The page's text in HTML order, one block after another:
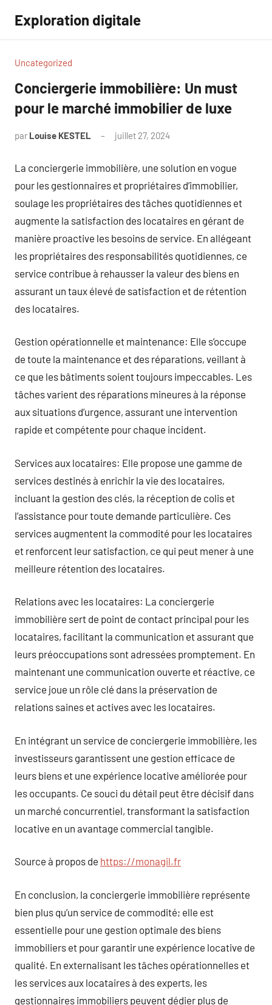
contenu
Exploration digitale
Uncategorized
Conciergerie immobilière: Un must
pour le marché immobilier de luxe
par Louise KESTEL juillet 27, 2024
La conciergerie immobilière, une solution en vogue
pour les gestionnaires et propriétaires d’immobilier,
soulage les propriétaires des tâches quotidiennes et
augmente la satisfaction des locataires en gérant de
manière proactive les besoins de service. En allégeant
les propriétaires des responsabilités quotidiennes, ce
service contribue à rehausser la valeur des biens en
assurant un taux élevé de satisfaction et de rétention
des locataires.
Gestion opérationnelle et maintenance: Elle s’occupe
de toute la maintenance et des réparations, veillant à
ce que les bâtiments soient toujours impeccables. Les
tâches varient des réparations mineures à la réponse
aux situations d’urgence, assurant une intervention
rapide et compétente pour chaque incident.
Services aux locataires: Elle propose une gamme de
services destinés à enrichir la vie des locataires,
incluant la gestion des clés, la réception de colis et
l’assistance pour toute demande particulière. Ces
services augmentent la commodité pour les locataires
et renforcent leur satisfaction, ce qui peut mener à une
meilleure rétention des locataires.
Relations avec les locataires: La conciergerie
immobilière sert de point de contact principal pour les
locataires, facilitant la communication et assurant que
leurs préoccupations sont adressées promptement. En
maintenant une communication ouverte et réactive, ce
service joue un rôle clé dans la préservation de
relations saines et actives avec les locataires.
En intégrant un service de conciergerie immobilière, les
investisseurs garantissent une gestion efficace de
leurs biens et une expérience locative améliorée pour
les occupants. Ce souci du détail peut être décisif dans
un marché concurrentiel, transformant la satisfaction
locative en un avantage commercial tangible.
Source à propos de https://monagil.fr
En conclusion, la conciergerie immobilière représente
bien plus qu’un service de commodité; elle est
essentielle pour une gestion optimale des biens
immobiliers et pour garantir une expérience locative de
qualité. En externalisant les tâches opérationnelles et
les services aux locataires à des experts, les
gestionnaires immobiliers peuvent dédier plus de